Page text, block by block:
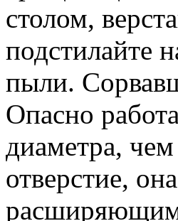
столом,
подстилайте
пыли.
Опасно
диаметра, чем
отверстие,